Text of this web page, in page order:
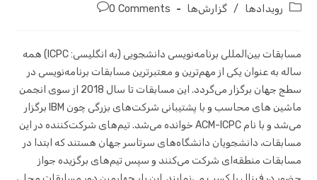
رویدادها / گزارش‌ها 0 Comments
مسابقات بین‌المللی برنامه‌نویسی دانشجویی (به انگلیسی: ICPC) همه
ساله به عنوان یکی از مهم‌ترین و معتبرترین مسابقات برنامه‌نویسی در
سطج جهان برگزار می‌گردد. این مسابقات تا سال 2018 از سوی انجمن
ماشین های محاسب و با پشتیبانی شرکت‌های بزرگی چون IBM برگزار
می‌شد و با نام ACM-ICPC خوانده می‌شد. تیم‌های شرکت‌کننده در این
مسابقات، دانشجویان دانشگاه‌های سرتاسر جهان هستند که ابتدا در
مسابقات منطقه‌ای شرکت می‌کنند و سپس تیم‌های برگزیده جواز